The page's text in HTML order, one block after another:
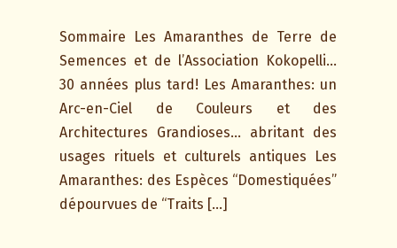
Sommaire Les Amaranthes de Terre de
Semences et de l’Association Kokopelli…
30 années plus tard! Les Amaranthes: un
Arc-en-Ciel de Couleurs et des
Architectures Grandioses… abritant des
usages rituels et culturels antiques Les
Amaranthes: des Espèces “Domestiquées”
dépourvues de “Traits […]